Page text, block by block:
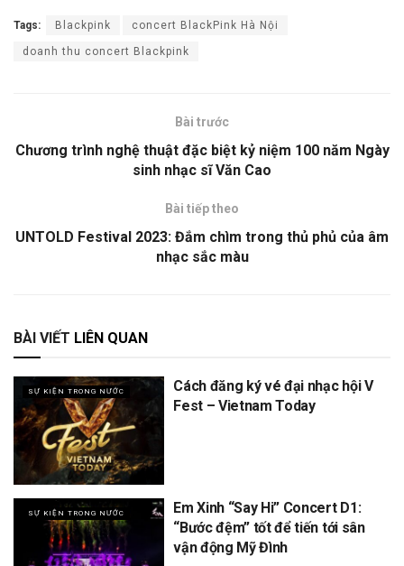
Tags: Blackpink concert BlackPink Hà Nội
doanh thu concert Blackpink
Bài trước
Chương trình nghệ thuật đặc biệt kỷ niệm 100 năm Ngày
sinh nhạc sĩ Văn Cao
Bài tiếp theo
UNTOLD Festival 2023: Đắm chìm trong thủ phủ của âm
nhạc sắc màu
BÀI VIẾT LIÊN QUAN
SỰ KIỆN TRONG NƯỚC
Cách đăng ký vé đại nhạc hội V
Fest – Vietnam Today
SỰ KIỆN TRONG NƯỚC
Em Xinh “Say Hi” Concert D1:
“Bước đệm” tốt để tiến tới sân
vận động Mỹ Đình